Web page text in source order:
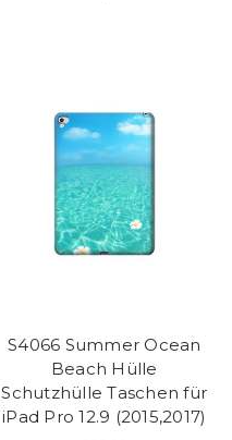
S4066 Summer Ocean
Beach Hülle
Schutzhülle Taschen für
iPad Pro 12.9 (2015,2017)